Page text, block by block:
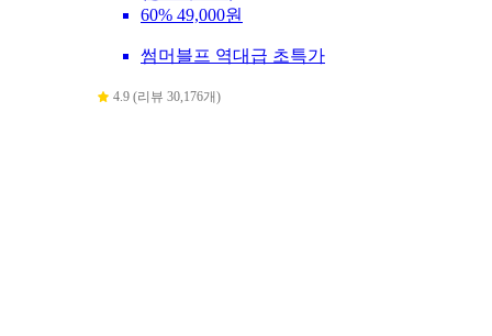
60% 49,000원
썸머블프 역대급 초특가
4.9 (리뷰 30,176개)